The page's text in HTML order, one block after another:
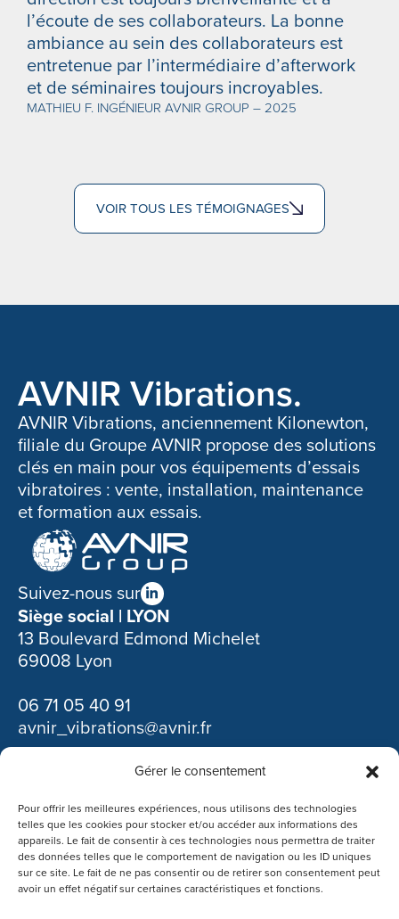
Gérer le consentement
Pour offrir les meilleures expériences, nous utilisons des technologies
telles que les cookies pour stocker et/ou accéder aux informations des
appareils. Le fait de consentir à ces technologies nous permettra de traiter
des données telles que le comportement de navigation ou les ID uniques
sur ce site. Le fait de ne pas consentir ou de retirer son consentement peut
avoir un effet négatif sur certaines caractéristiques et fonctions.
l’écoute de ses collaborateurs. La bonne
ambiance au sein des collaborateurs est
entretenue par l’intermédiaire d’afterwork
et de séminaires toujours incroyables.
MATHIEU F. INGÉNIEUR AVNIR GROUP – 2025
VOIR TOUS LES TÉMOIGNAGES
AVNIR Vibrations.
AVNIR Vibrations, anciennement Kilonewton,
filiale du Groupe AVNIR propose des solutions
clés en main pour vos équipements d’essais
vibratoires : vente, installation, maintenance
et formation aux essais.
Suivez-nous sur
Siège social | LYON
13 Boulevard Edmond Michelet
69008 Lyon
06 71 05 40 91
avnir_vibrations@avnir.fr